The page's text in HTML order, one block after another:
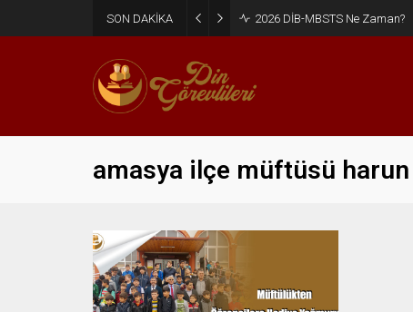
SON DAKİKA 2026 DİB-MBSTS Ne Zaman?
amasya ilçe müftüsü harun